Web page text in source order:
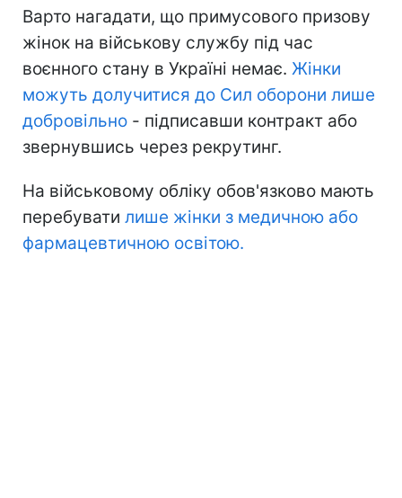
Варто нагадати, що примусового призову
жінок на військову службу під час
воєнного стану в Україні немає. Жінки
можуть долучитися до Сил оборони лише
добровільно - підписавши контракт або
звернувшись через рекрутинг.
На військовому обліку обов'язково мають
перебувати лише жінки з медичною або
фармацевтичною освітою.